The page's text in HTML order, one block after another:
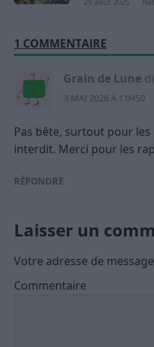
1 COMMENTAIRE
Grain de Lune
3 MAI 2026 À 11H50
Pas bête, surtout pour
interdit. Merci pour les
RÉPONDRE
Laisser un
Votre adresse de
Commentaire